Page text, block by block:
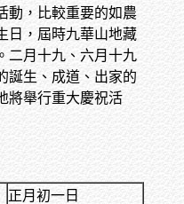
動，比較重要的如農
日，屆時九華山地藏
二月十九、六月十九
誕生、成道、出家的
將舉行重大慶祝活
正月初一日